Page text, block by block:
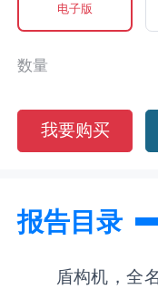
电子版
数量
我要购买
报告目录
盾构机，全名